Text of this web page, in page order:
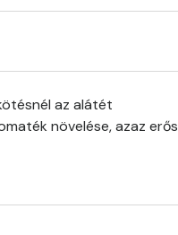
az alátét
növelése, azaz erős